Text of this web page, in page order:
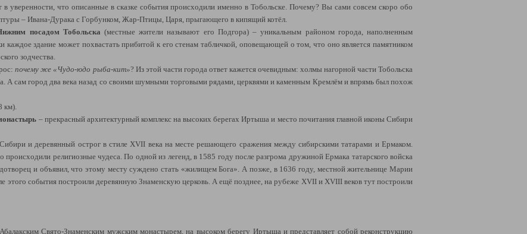
что описанные в сказке события происходили именно в Тобольске. Почему? Вы сами совсем скоро обо
– Ивана-Дурака с Горбунком, Жар-Птицы, Царя, прыгающего в кипящий котёл.
посадом Тобольска (местные жители называют его Подгора) – уникальным районом города, наполненным
каждое здание может похвастать прибитой к его стенам табличкой, оповещающей о том, что оно является памятником
зодчества.
почему же «Чудо-юдо рыба-кит»? Из этой части города ответ кажется очевидным: холмы нагорной части Тобольска
А сам город два века назад со своими шумными торговыми рядами, церквями и каменным Кремлём и впрямь был похож
км).
– прекрасный архитектурный комплекс на высоких берегах Иртыша и место почитания главной иконы Сибири
и деревянный острог в стиле XVII века на месте решающего сражения между сибирскими татарами и Ермаком.
религиозные чудеса. По одной из легенд, в 1585 году после разгрома дружиной Ермака татарского войска
и объявил, что этому месту суждено стать «жилищем Бога». А позже, в 1636 году, местной жительнице Марии
этого события построили деревянную Знаменскую церковь. А ещё позднее, на рубеже XVII и XVIII веков тут построили
Свято-Знаменским мужским монастырем, на высоком берегу Иртыша и представляет собой реконструкцию